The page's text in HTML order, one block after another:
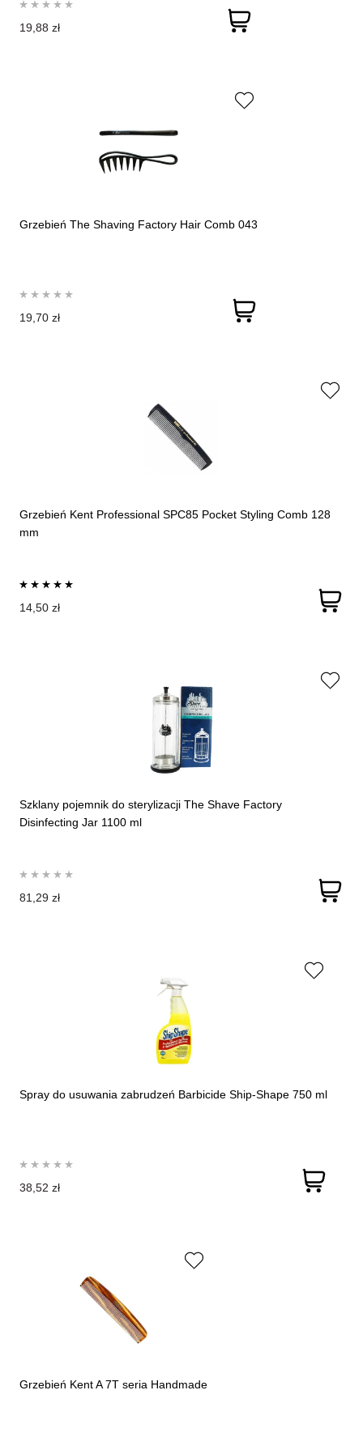
19,88 zł
Grzebień The Shaving Factory Hair Comb 043
19,70 zł
Grzebień Kent Professional SPC85 Pocket Styling Comb 128
mm
14,50 zł
Szklany pojemnik do sterylizacji The Shave Factory
Disinfecting Jar 1100 ml
81,29 zł
Spray do usuwania zabrudzeń Barbicide Ship-Shape 750 ml
38,52 zł
Grzebień Kent A 7T seria Handmade